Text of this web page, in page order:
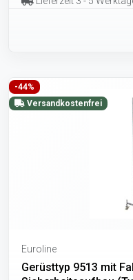
-44%
Versandkostenfrei
Euroline
Gerüsttyp 9513 mit